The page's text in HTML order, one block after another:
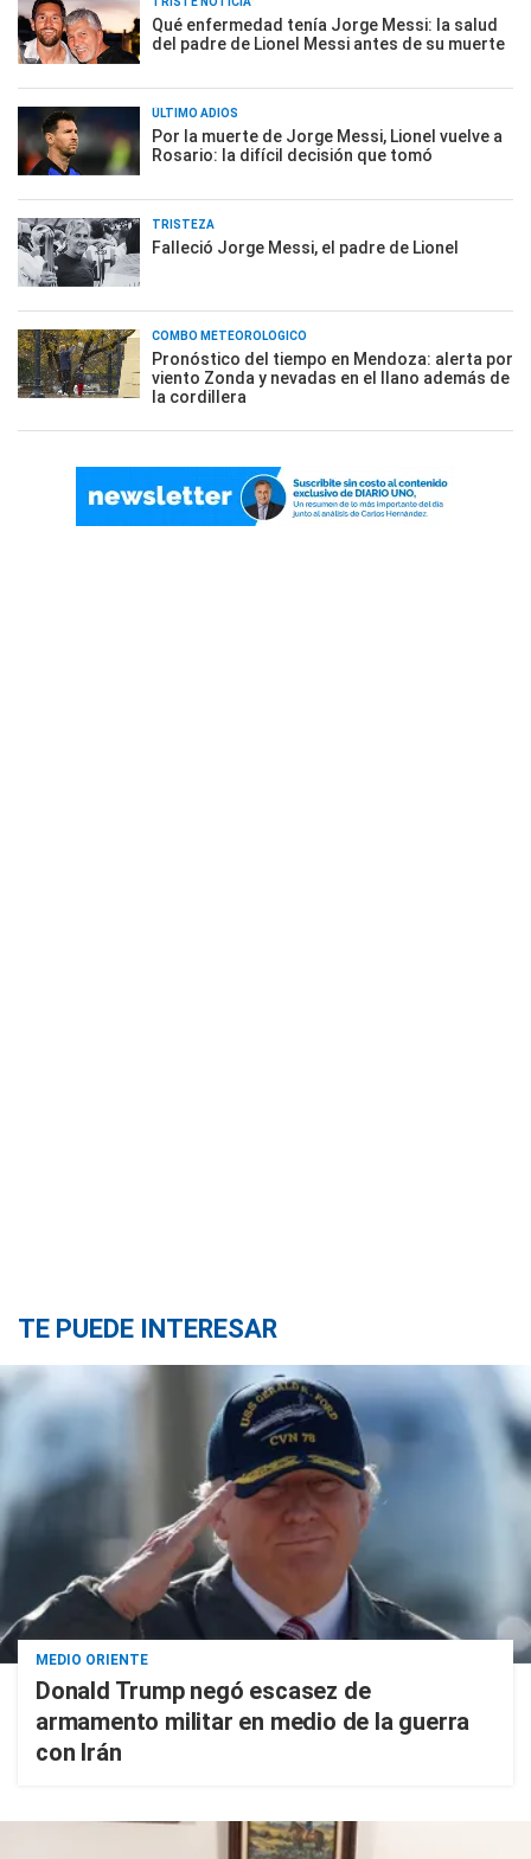
Qué enfermedad tenía Jorge Messi: la salud
del padre de Lionel Messi antes de su muerte
ÚLTIMO ADIÓS
Por la muerte de Jorge Messi, Lionel vuelve a
Rosario: la difícil decisión que tomó
TRISTEZA
Falleció Jorge Messi, el padre de Lionel
COMBO METEOROLÓGICO
Pronóstico del tiempo en Mendoza: alerta por
viento Zonda y nevadas en el llano además de
la cordillera
TE PUEDE INTERESAR
MEDIO ORIENTE
Donald Trump negó escasez de
armamento militar en medio de la guerra
con Irán